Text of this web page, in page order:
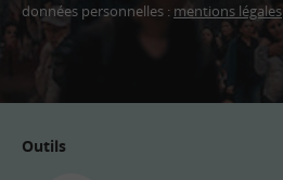
données personnelles : mentions légales
Outils